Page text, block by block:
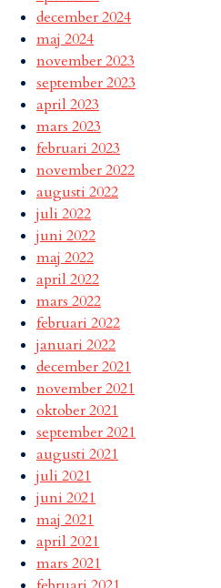
december 2024
maj 2024
november 2023
september 2023
april 2023
mars 2023
februari 2023
november 2022
augusti 2022
juli 2022
juni 2022
maj 2022
april 2022
mars 2022
februari 2022
januari 2022
december 2021
november 2021
oktober 2021
september 2021
augusti 2021
juli 2021
juni 2021
maj 2021
april 2021
mars 2021